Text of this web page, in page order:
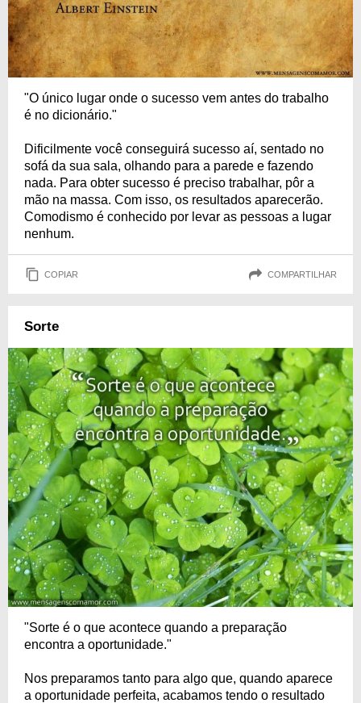
"O único lugar onde o sucesso vem antes do trabalho
é no dicionário."
Dificilmente você conseguirá sucesso aí, sentado no
sofá da sua sala, olhando para a parede e fazendo
nada. Para obter sucesso é preciso trabalhar, pôr a
mão na massa. Com isso, os resultados aparecerão.
Comodismo é conhecido por levar as pessoas a lugar
nenhum.
COPIAR COMPARTILHAR
Sorte
"Sorte é o que acontece quando a preparação
encontra a oportunidade."
Nos preparamos tanto para algo que, quando aparece
a oportunidade perfeita, acabamos tendo o resultado